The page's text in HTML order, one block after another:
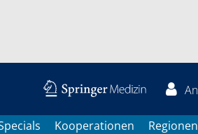
Kooperationen Regionen